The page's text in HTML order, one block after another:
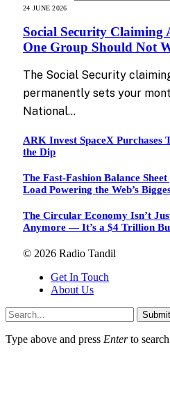
24 JUNE 2026
Social Security Claiming
One Group Should Not
The Social Security
permanently sets your
National…
ARK Invest SpaceX Purchases
the Dip
The Fast-Fashion Balance
Load Powering the Web’s
The Circular Economy Isn’t
Anymore — It’s a $4 Trillion
© 2026 Radio Tandil
Get In Touch
About Us
Submit
Type above and press Enterto